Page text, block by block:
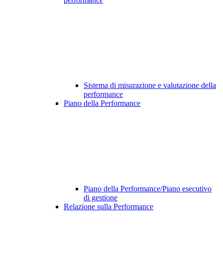
Sistema di misurazione e valutazione della
performance
Piano della Performance
Piano della Performance/Piano esecutivo
di gestione
Relazione sulla Performance